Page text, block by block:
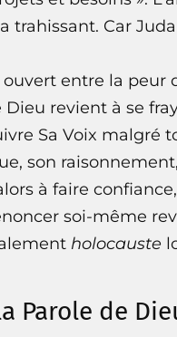
trahissant. Car
entre la peur
revient à se
Sa Voix malgré
son
à faire
soi-même
holocauste
Parole de